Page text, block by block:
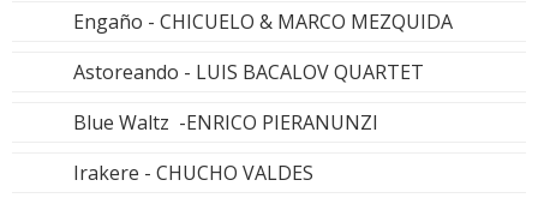
Engaño - CHICUELO & MARCO MEZQUIDA
Astoreando - LUIS BACALOV QUARTET
Blue Waltz -ENRICO PIERANUNZI
Irakere - CHUCHO VALDES